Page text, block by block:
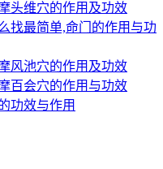
头维穴的作用及功效
找最简单,命门的作用与功
风池穴的作用及功效
百会穴的作用与功效
功效与作用